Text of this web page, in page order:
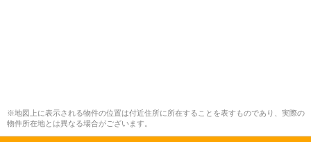
※地図上に表示される物件の位置は付近住所に所在することを表すものであり、実際の
物件所在地とは異なる場合がございます。